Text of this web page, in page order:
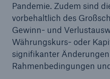
Pandemie. Zudem sind
vorbehaltlich des
Gewinn- und
Währungskurs- oder
signifikanter
Rahmenbedingungen